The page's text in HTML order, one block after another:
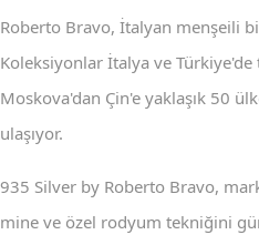
Roberto Bravo, İtalyan menşeili
Koleksiyonlar İtalya ve
Moskova'dan Çin'e yaklaşık 50
ulaşıyor.
935 Silver by Roberto Bravo,
mine ve özel rodyum tekniğini